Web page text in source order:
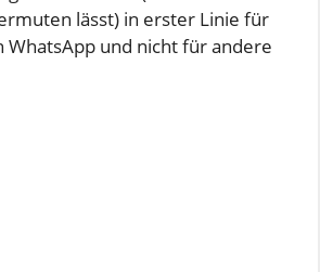
lässt) in erster Linie für
WhatsApp und nicht für andere